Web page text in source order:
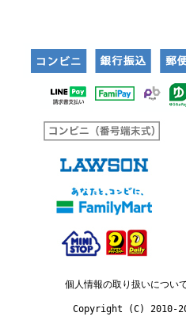
個人情報の取り扱いについ
Copyright (C) 2010-